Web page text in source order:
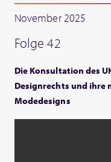
November 2025
Folge 42
Die Konsultation des
Designrechts und ihre
Modedesigns